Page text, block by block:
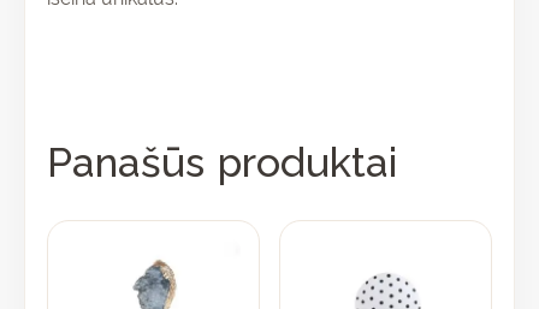
Panašūs produktai